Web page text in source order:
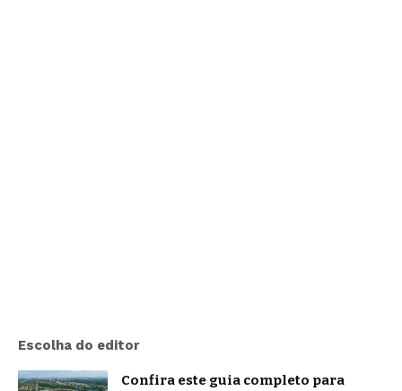
Escolha do editor
Confira este guia completo para